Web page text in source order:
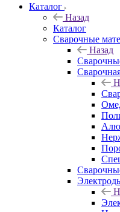
Каталог
Назад
Каталог
Сварочные
Назад